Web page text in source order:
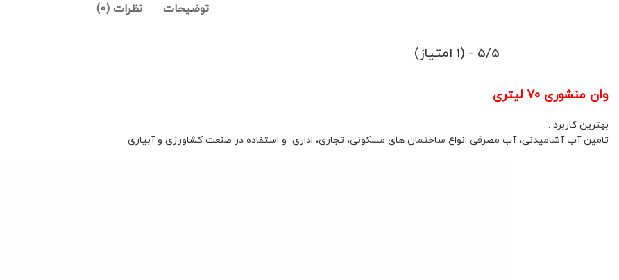
توضیحات نظرات (0)
5/5 - (1 امتیاز)
وان منشوری 70 لیتری
بهترین کاربرد :
تامین آب آشامیدنی، آب مصرفی انواع ساختمان های مسکونی، تجاری، اداری و استفاده در صنعت کشاورزی و آبیاری